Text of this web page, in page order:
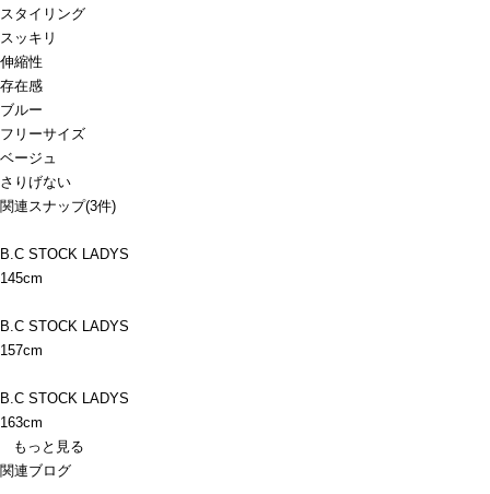
スタイリング
スッキリ
伸縮性
存在感
ブルー
フリーサイズ
ベージュ
さりげない
関連スナップ(3件)
B.C STOCK LADYS
145cm
B.C STOCK LADYS
157cm
B.C STOCK LADYS
163cm
もっと見る
関連ブログ